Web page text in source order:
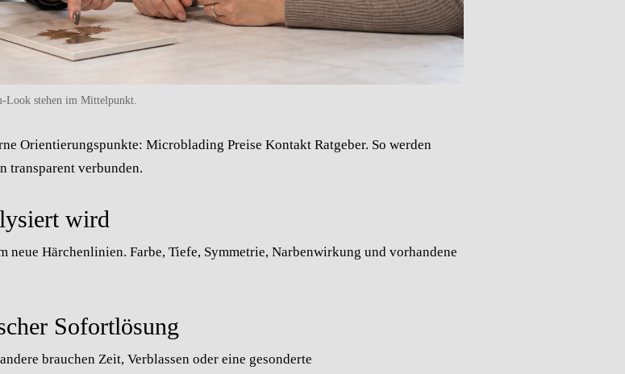
Look stehen im Mittelpunkt.
Orientierungspunkte: Microblading Preise Kontakt Ratgeber. So werden
transparent verbunden.
wird
Härchenlinien. Farbe, Tiefe, Symmetrie, Narbenwirkung und vorhandene
Sofortlösung
brauchen Zeit, Verblassen oder eine gesonderte